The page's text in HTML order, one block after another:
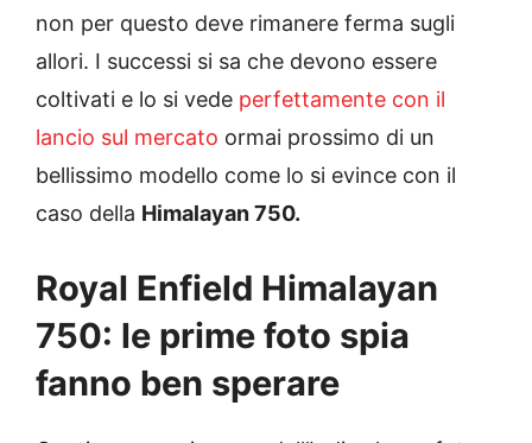
non per questo deve rimanere ferma sugli
allori. I successi si sa che devono essere
coltivati e lo si vede perfettamente con il
lancio sul mercato ormai prossimo di un
bellissimo modello come lo si evince con il
caso della Himalayan 750.
Royal Enfield Himalayan
750: le prime foto spia
fanno ben sperare